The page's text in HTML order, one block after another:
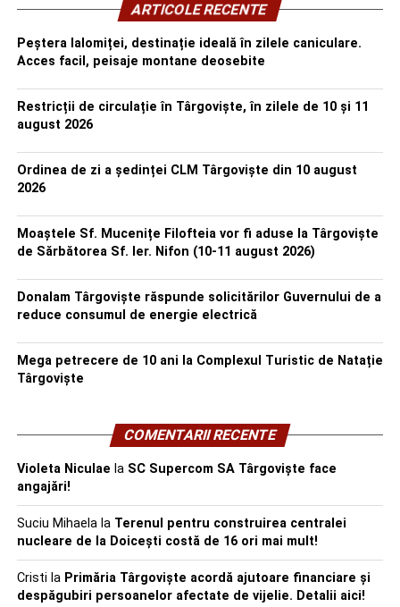
ARTICOLE RECENTE
Peștera Ialomiței, destinație ideală în zilele caniculare.
Acces facil, peisaje montane deosebite
Restricții de circulație în Târgoviște, în zilele de 10 și 11
august 2026
Ordinea de zi a ședinței CLM Târgoviște din 10 august
2026
Moaștele Sf. Mucenițe Filofteia vor fi aduse la Târgoviște
de Sărbătorea Sf. Ier. Nifon (10-11 august 2026)
Donalam Târgoviște răspunde solicitărilor Guvernului de a
reduce consumul de energie electrică
Mega petrecere de 10 ani la Complexul Turistic de Natație
Târgoviște
COMENTARII RECENTE
Violeta Niculae la SC Supercom SA Târgoviște face
angajări!
Suciu Mihaelala Terenul pentru construirea centralei
nucleare de la Doicești costă de 16 ori mai mult!
Cristi la Primăria Târgoviște acordă ajutoare financiare și
despăgubiri persoanelor afectate de vijelie. Detalii aici!